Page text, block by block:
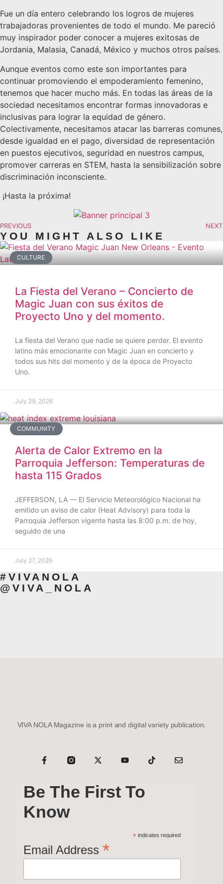
Fue un día entero celebrando los logros de mujeres
trabajadoras provenientes de todo el mundo. Me pareció
muy inspirador poder conocer a mujeres exitosas de
Jordania, Malasia, Canadá, México y muchos otros países.
Aunque eventos como este son importantes para
continuar promoviendo el empoderamiento femenino,
tenemos que hacer mucho más. En todas las áreas de la
sociedad necesitamos encontrar formas innovadoras e
inclusivas para lograr la equidad de género.
Colectivamente, necesitamos atacar las barreras comunes,
desde igualdad en el pago, diversidad de representación
en puestos ejecutivos, seguridad en nuestros campus,
promover carreras en STEM, hasta la sensibilización sobre
discriminación inconsciente.
¡Hasta la próxima!
PREVIOUS NEXT
YOU MIGHT ALSO LIKE
CULTURE
La Fiesta del Verano – Concierto de
Magic Juan con sus éxitos de
Proyecto Uno y del momento.
La fiesta del Verano que nadie se quiere perder. El evento
latino más emocionante con Magic Juan en concierto y
todos sus hits del momento y de la época de Proyecto
Uno.
July 29, 2026
COMMUNITY
Alerta de Calor Extremo en la
Parroquia Jefferson: Temperaturas de
hasta 115 Grados
JEFFERSON, LA — El Servicio Meteorológico Nacional ha
emitido un aviso de calor (Heat Advisory) para toda la
Parroquia Jefferson vigente hasta las 8:00 p.m. de hoy,
seguido de una
July 27, 2026
#VIVANOLA
@VIVA_NOLA
VIVA NOLA Magazine is a print and digital variety publication.
Be The First To
Know
* indicates required
Email Address *